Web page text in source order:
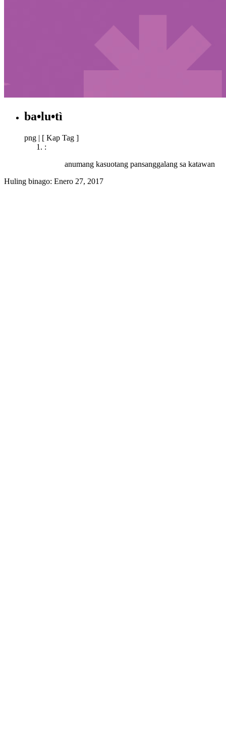
ba•lu•tì
png | [ Kap Tag ]
:
anumang kasuotang pansanggalang sa katawan
Huling binago: Enero 27, 2017